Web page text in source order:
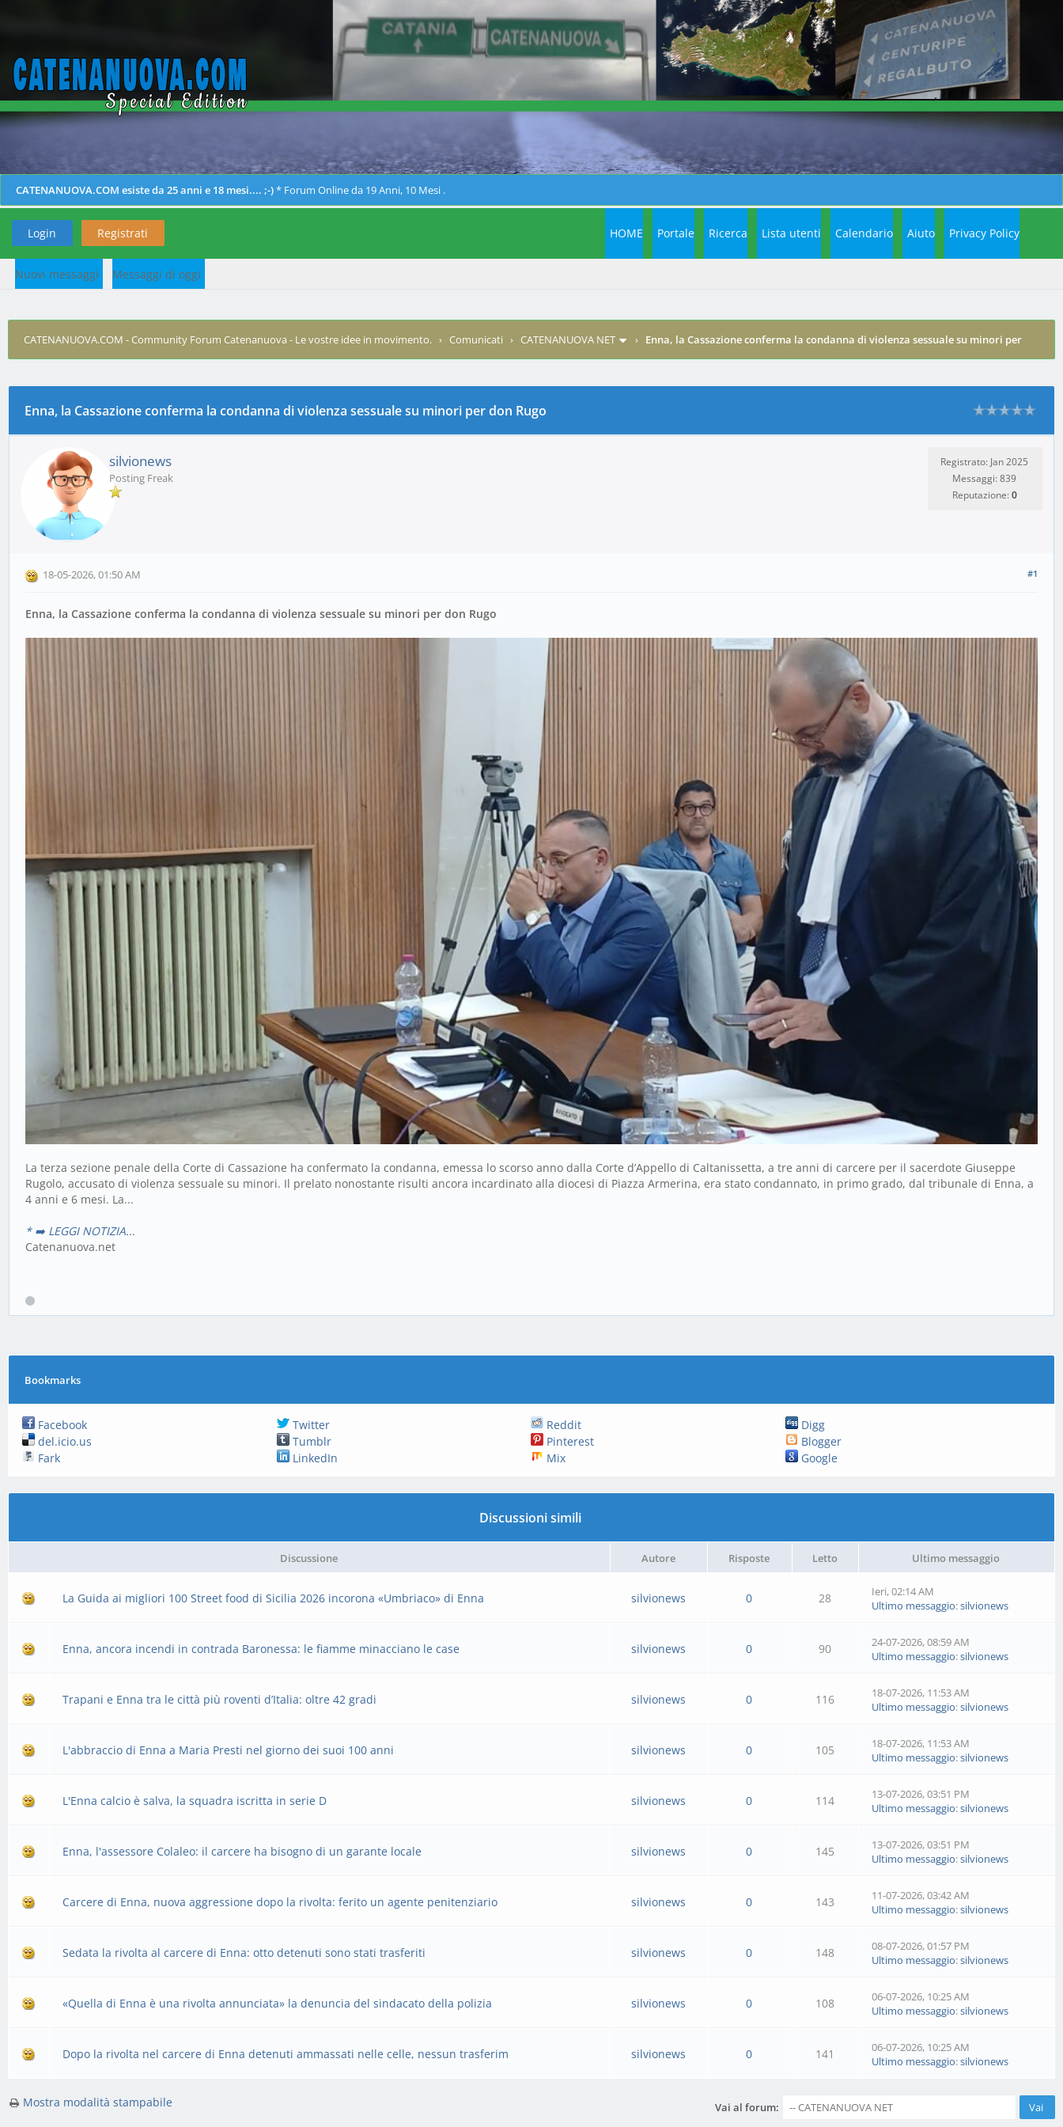
CATENANUOVA.COM esiste da 25 anni e 18 mesi.... ;-)* Forum Online da 19 Anni, 10 Mesi .
Login Registrati HOME Portale Ricerca Lista utenti Calendario Aiuto Privacy Policy
Nuovi messaggi Messaggi di oggi
CATENANUOVA.COM - Community Forum Catenanuova - Le vostre idee in movimento. › Comunicati › CATENANUOVA NET › Enna, la Cassazione conferma la condanna di violenza sessuale su minori per
0 voto(i) - 0 media
1
2
3
4
5
Enna, la Cassazione conferma la condanna di violenza sessuale su minori per don Rugo
silvionews
Posting Freak
Registrato: Jan 2025
Messaggi: 839
Reputazione: 0
#1
18-05-2026, 01:50 AM
Enna, la Cassazione conferma la condanna di violenza sessuale su minori per don Rugo
La terza sezione penale della Corte di Cassazione ha confermato la condanna, emessa lo scorso anno dalla Corte d’Appello di Caltanissetta, a tre anni di carcere per il sacerdote Giuseppe
Rugolo, accusato di violenza sessuale su minori. Il prelato nonostante risulti ancora incardinato alla diocesi di Piazza Armerina, era stato condannato, in primo grado, dal tribunale di Enna, a
4 anni e 6 mesi. La...
* ➡️ LEGGI NOTIZIA...
Catenanuova.net
Bookmarks
Facebook Twitter Reddit
Digg
del.icio.us
Tumblr Pinterest
Blogger
Fark
LinkedIn Mix Google
Discussioni simili
Discussione Autore Risposte Letto Ultimo messaggio
La Guida ai migliori 100 Street food di Sicilia 2026 incorona «Umbriaco» di Enna silvionews 0 28 Ieri, 02:14 AM
Ultimo messaggio:silvionews
Enna, ancora incendi in contrada Baronessa: le fiamme minacciano le case silvionews 0 90
24-07-2026, 08:59 AM
Ultimo messaggio:silvionews
Trapani e Enna tra le città più roventi d’Italia: oltre 42 gradi silvionews 0 116
18-07-2026, 11:53 AM
Ultimo messaggio:silvionews
L'abbraccio di Enna a Maria Presti nel giorno dei suoi 100 anni silvionews 0 105
18-07-2026, 11:53 AM
Ultimo messaggio:silvionews
L'Enna calcio è salva, la squadra iscritta in serie D silvionews 0 114
13-07-2026, 03:51 PM
Ultimo messaggio:silvionews
Enna, l'assessore Colaleo: il carcere ha bisogno di un garante locale silvionews 0 145
13-07-2026, 03:51 PM
Ultimo messaggio:silvionews
Carcere di Enna, nuova aggressione dopo la rivolta: ferito un agente penitenziario silvionews 0 143
11-07-2026, 03:42 AM
Ultimo messaggio:silvionews
Sedata la rivolta al carcere di Enna: otto detenuti sono stati trasferiti silvionews 0 148
08-07-2026, 01:57 PM
Ultimo messaggio:silvionews
«Quella di Enna è una rivolta annunciata» la denuncia del sindacato della polizia silvionews 0 108
06-07-2026, 10:25 AM
Ultimo messaggio:silvionews
Dopo la rivolta nel carcere di Enna detenuti ammassati nelle celle, nessun trasferim silvionews 0 141
06-07-2026, 10:25 AM
Ultimo messaggio:silvionews
Mostra modalità stampabile Vai al forum: